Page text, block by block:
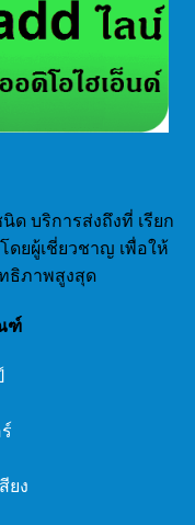
ด บริการส่งถึงที่ เรียก
ดยผู้เชี่ยวชาญ เพื่อให้
ธิภาพสูงสุด
ฑ์
ยง